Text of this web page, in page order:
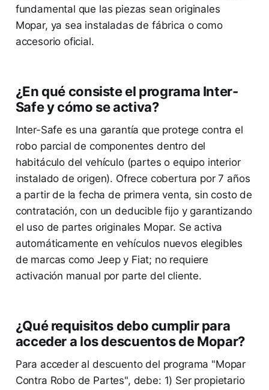
fundamental que las piezas sean originales
Mopar, ya sea instaladas de fábrica o como
accesorio oficial.
¿En qué consiste el programa Inter-
Safe y cómo se activa?
Inter-Safe es una garantía que protege contra el
robo parcial de componentes dentro del
habitáculo del vehículo (partes o equipo interior
instalado de origen). Ofrece cobertura por 7 años
a partir de la fecha de primera venta, sin costo de
contratación, con un deducible fijo y garantizando
el uso de partes originales Mopar. Se activa
automáticamente en vehículos nuevos elegibles
de marcas como Jeep y Fiat; no requiere
activación manual por parte del cliente.
¿Qué requisitos debo cumplir para
acceder a los descuentos de Mopar?
Para acceder al descuento del programa "Mopar
Contra Robo de Partes", debe: 1) Ser propietario